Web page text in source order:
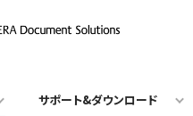
サポート&ダウンロード